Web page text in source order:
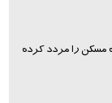
مسکن را مردد کرده